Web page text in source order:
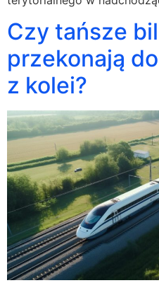
Czy tańsze
przekonają
z kolei?